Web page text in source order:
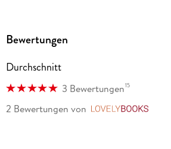
befreienden Ideen zu präsentieren. Mal
Christine Paxmann, Eselsohr Christine
Bewertungen
Durchschnitt
3 Bewertungen15
2 Bewertungen von